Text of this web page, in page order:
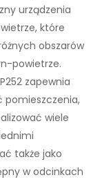
urządzenia
które
obszarów
powietrze.
zapewnia
pomieszczenia,
wiele
także jako
w odcinkach